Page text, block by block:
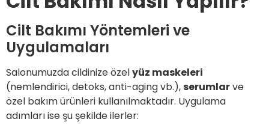
Cilt Bakımı Yöntemleri ve
Uygulamaları
Salonumuzda cildinize özelyüz maskeleri
(nemlendirici, detoks, anti-aging vb.),serumlarve
özel bakım ürünleri kullanılmaktadır. Uygulama
adımları ise şu şekilde ilerler: